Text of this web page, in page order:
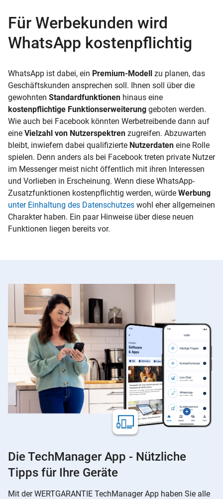
Für Werbekunden wird
WhatsApp kostenpflichtig
WhatsApp ist dabei, ein Premium-Modell zu planen, das
Geschäftskunden ansprechen soll. Ihnen soll über die
gewohnten Standardfunktionen hinaus eine
kostenpflichtige Funktionserweiterung geboten werden.
Wie auch bei Facebook könnten Werbetreibende dann auf
eine Vielzahl von Nutzerspektren zugreifen. Abzuwarten
bleibt, inwiefern dabei qualifizierte Nutzerdaten eine Rolle
spielen. Denn anders als bei Facebook treten private Nutzer
im Messenger meist nicht öffentlich mit ihren Interessen
und Vorlieben in Erscheinung. Wenn diese WhatsApp-
Zusatzfunktionen kostenpflichtig werden, würde Werbung
unter Einhaltung des Datenschutzes wohl eher allgemeinen
Charakter haben. Ein paar Hinweise über diese neuen
Funktionen liegen bereits vor.
Die TechManager App - Nützliche
Tipps für Ihre Geräte
Mit der WERTGARANTIE TechManager App haben Sie alle